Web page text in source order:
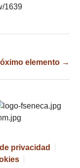
1639
elemento →
privacidad